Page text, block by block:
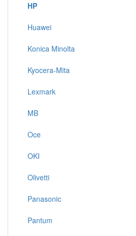
HP
Huawei
Konica Minolta
Kyocera-Mita
Lexmark
MB
Oce
OKI
Olivetti
Panasonic
Pantum